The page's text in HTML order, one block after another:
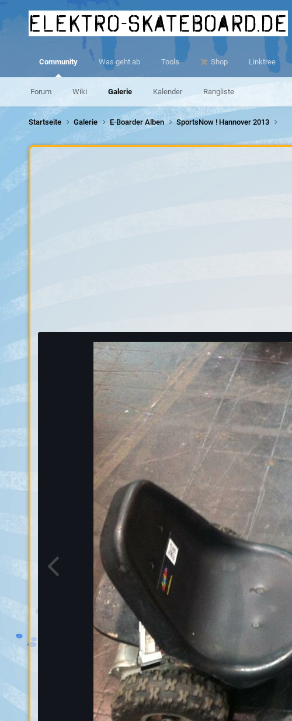
elektro-skateboard.de
Community
Forum Wiki Galerie Kalender Rangliste
Was geht ab Tools Shop Linktree
Startseite Galerie E-Boarder Alben SportsNow ! Hannover 2013